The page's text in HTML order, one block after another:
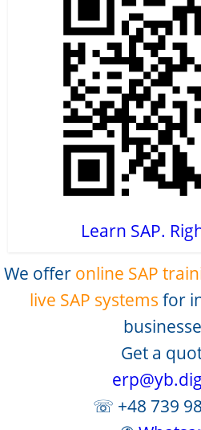
Learn SAP.
We offer online SAP
live SAP systems for
Get a
☏ +48 739